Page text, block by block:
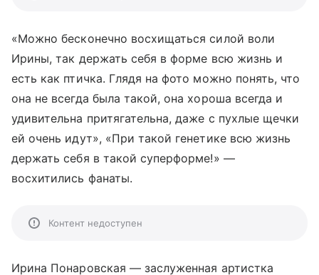
«Можно бесконечно восхищаться силой воли
Ирины, так держать себя в форме всю жизнь и
есть как птичка. Глядя на фото можно понять, что
она не всегда была такой, она хороша всегда и
удивительна притягательна, даже с пухлые щечки
ей очень идут», «При такой генетике всю жизнь
держать себя в такой суперформе!» —
восхитились фанаты.
Контент недоступен
Ирина Понаровская — заслуженная артистка